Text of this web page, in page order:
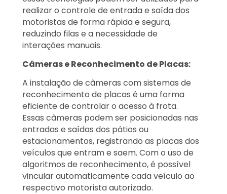
realizar o controle de entrada e saída dos
motoristas de forma rápida e segura,
reduzindo filas e a necessidade de
interações manuais.
Câmeras e Reconhecimento de Placas:
A instalação de câmeras com sistemas de
reconhecimento de placas é uma forma
eficiente de controlar o acesso à frota.
Essas câmeras podem ser posicionadas nas
entradas e saídas dos pátios ou
estacionamentos, registrando as placas dos
veículos que entram e saem. Com o uso de
algoritmos de reconhecimento, é possível
vincular automaticamente cada veículo ao
respectivo motorista autorizado.